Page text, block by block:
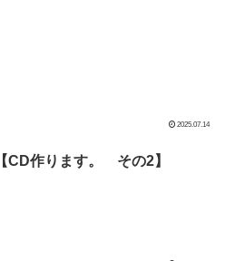
2025.07.14
【CD作ります。 その2】